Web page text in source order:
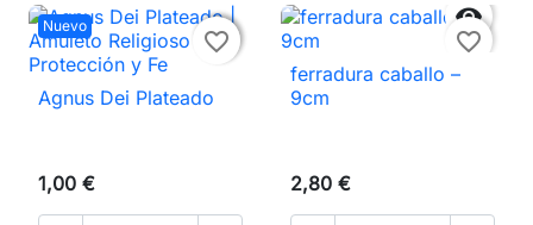
Nuevo

favorite_border
Agnus Dei Plateado
1,00 €

favorite_border
ferradura caballo –
9cm
2,80 €